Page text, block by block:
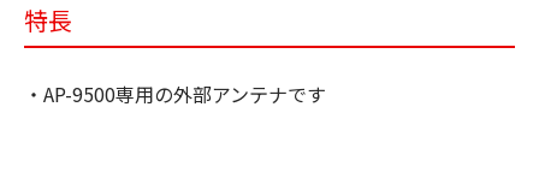
特長
・AP-9500専用の外部アンテナです